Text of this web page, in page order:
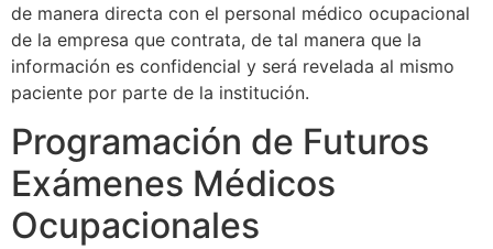
de manera directa con el personal médico ocupacional
de la empresa que contrata, de tal manera que la
información es confidencial y será revelada al mismo
paciente por parte de la institución.
Programación de Futuros
Exámenes Médicos
Ocupacionales